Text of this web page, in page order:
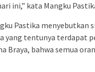
ini,” kata Mangku
Pastika
yang tentunya terdapat
Braya, bahwa semua